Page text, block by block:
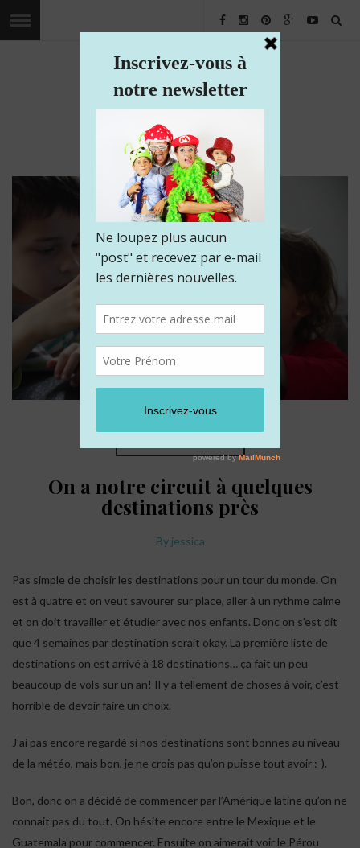
Les voyages de Kaliam
On a notre circuit à quelques
destinations près
By jessica
Pas simple de choisir les destinations pour un tour du monde. On
est à quatre et on veut savourer sur place, aller à un rythme calme
et on doit travailler et étudier avec nos enfants. Donc on s’est dit
que 4 semaines par destination serait okay. La première liste de
destinations on est arrivé à 18 destinations… ça fait un peu
beaucoup de vols sur un an! Il y a tellement de choses à voir, c’est
horrible de devoir faire un choix.
J’ai pas encore regardé si nos destinations sont bonnes au niveau
de la météo, mais bon, je ne crois pas qu’on puisse tout avoir :-).
Bon, donc on a décidé de commencer par l’Amérique latine qu’on ne
connait pas du tout. On hésite encore entre le Mexique et le
Guatemala pour commencer. Ensuite on aimerait voir le Pérou